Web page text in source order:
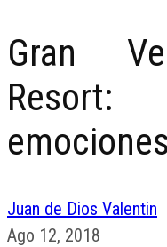
Gran
Juan de Dios Valentin
Ago 12, 2018